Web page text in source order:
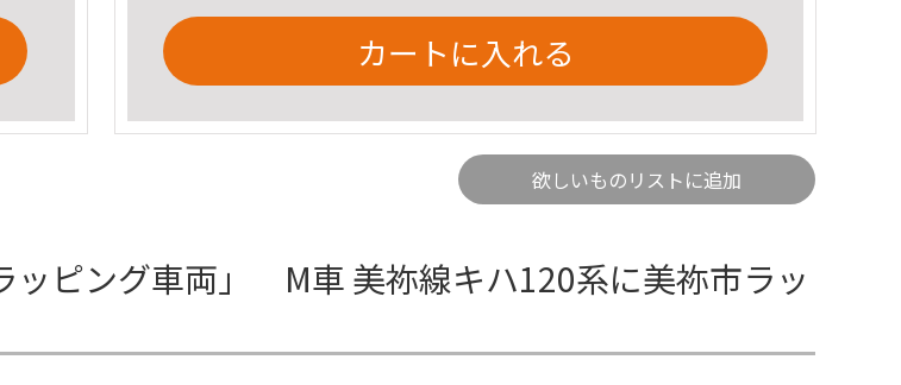
カートに入れる
欲しいものリストに追加
ピング車両」 M車 美祢線キハ120系に美祢市ラッ